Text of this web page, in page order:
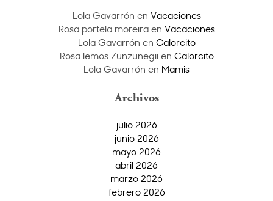
Lola Gavarrón en Vacaciones
Rosa portela moreiraen Vacaciones
Lola Gavarrón en Calorcito
Rosa lemos Zunzunegiien Calorcito
Lola Gavarrón en Mamis
Archivos
julio 2026
junio 2026
mayo 2026
abril 2026
marzo 2026
febrero 2026